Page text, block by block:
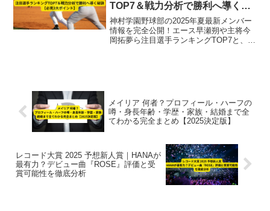
TOP7＆戦力分析で勝利へ導く秘
訣【必見3大ポイント】
神村学園野球部の2025年夏最新メンバー
情報を完全公開！エース早瀬朔や主将今
岡拓夢ら注目選手ランキングTOP7と、盤
メイリア 何者？プロフィール・ハーフの
噂・身長年齢・学歴・家族・結婚まで全
てわかる完全まとめ【2025決定版】
レコード大賞 2025 予想新人賞｜HANAが
最有力？デビュー曲『ROSE』評価と受
賞可能性を徹底分析